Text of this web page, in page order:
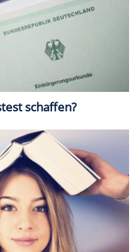
schaffen?